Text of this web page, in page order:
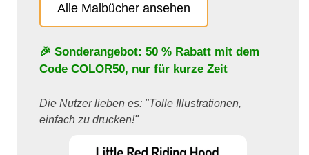
Alle Malbücher ansehen
🎉 Sonderangebot: 50 % Rabatt mit dem
Code COLOR50, nur für kurze Zeit
Die Nutzer lieben es: "Tolle Illustrationen,
einfach zu drucken!"